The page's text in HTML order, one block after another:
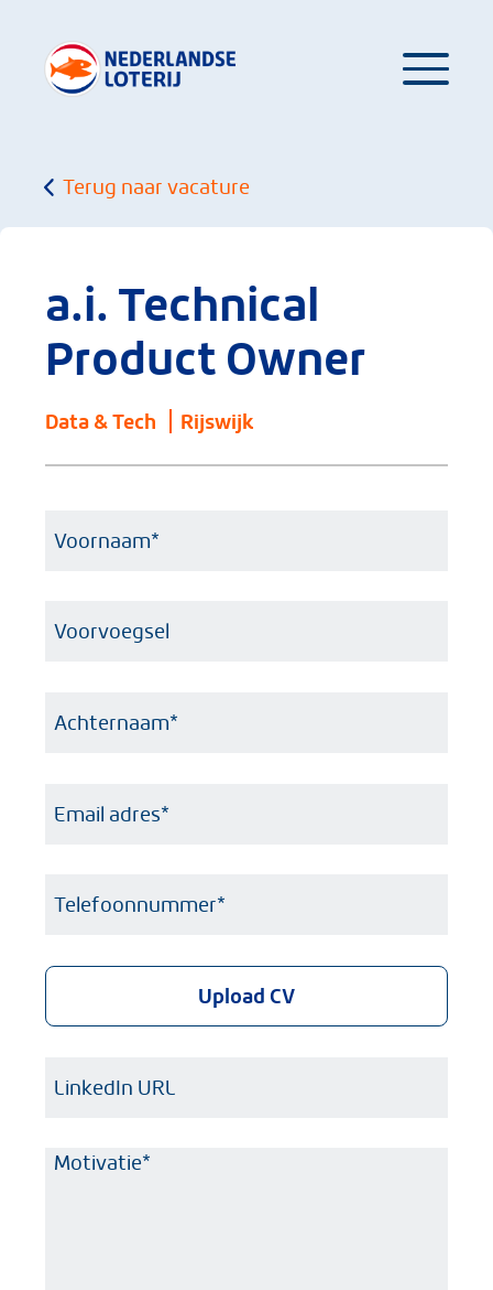
Terug naar vacature
a.i. Technical
Product Owner
Data & Tech Rijswijk
Upload CV